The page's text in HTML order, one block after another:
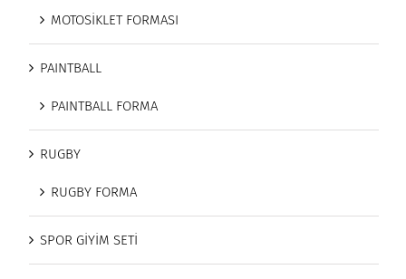
MOTOSİKLET FORMASI
PAINTBALL
PAINTBALL FORMA
RUGBY
RUGBY FORMA
SPOR GİYİM SETİ